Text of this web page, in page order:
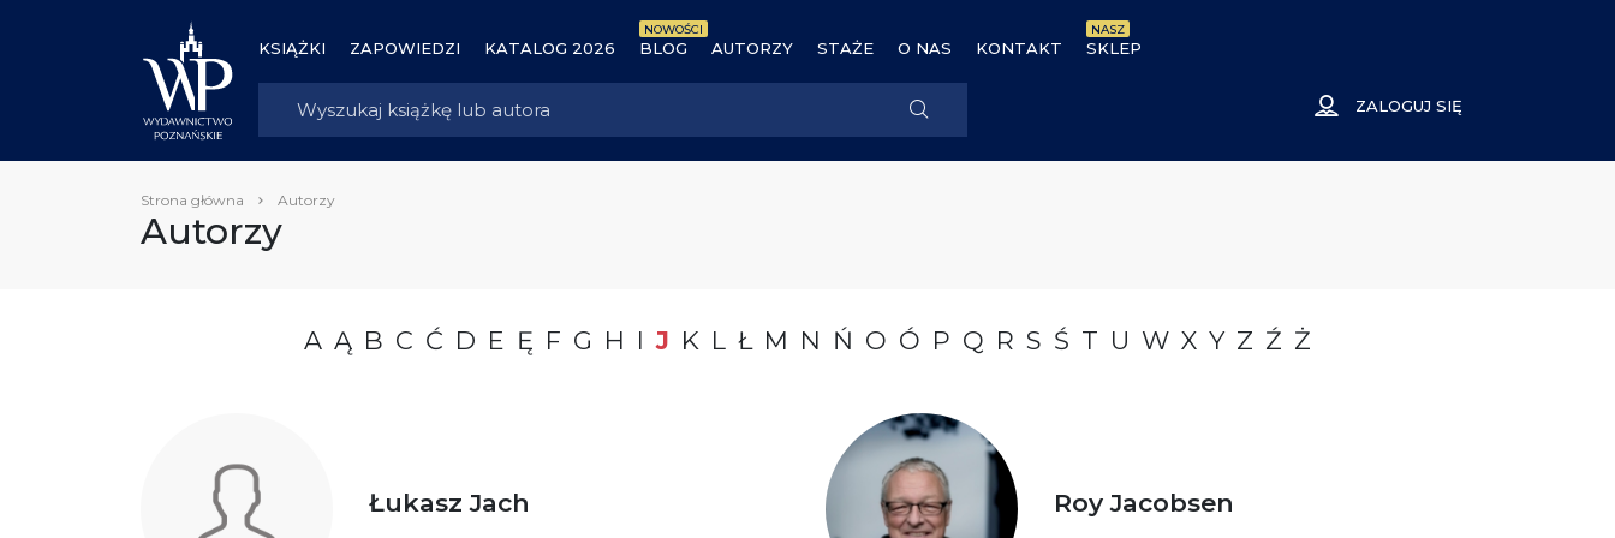
KSIĄŻKI ZAPOWIEDZI KATALOG 2026 BLOG
NOWOŚCI
AUTORZY STAŻE O NAS KONTAKT SKLEP
NASZ
ZALOGUJ SIĘ
Strona główna Autorzy
Autorzy
A Ą B C Ć D E Ę F G H I J K L Ł M N Ń O Ó P Q R S Ś T U W X Y Z Ź Ż
Łukasz Jach Roy Jacobsen